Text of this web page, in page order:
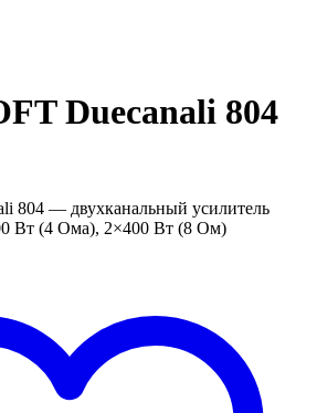
Duecanali 804
804 — двухканальный усилитель
Вт (4 Ома), 2×400 Вт (8 Ом)